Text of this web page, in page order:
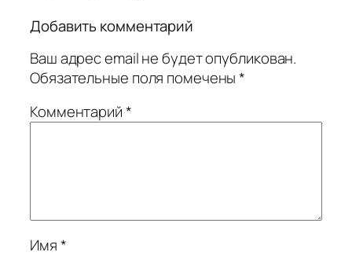
Добавить комментарий
Ваш адрес email не будет опубликован.
Обязательные поля помечены*
Комментарий*
Имя*